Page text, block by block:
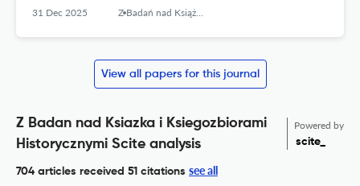
31 Dec 2025 Z Badań nad Książką i Księgozbiorami Historycznymi
View all papers for this journal
Z Badan nad Ksiazka i Ksiegozbiorami
Historycznymi Scite analysis
Powered by
scite_
704 articles received 51 citations see all